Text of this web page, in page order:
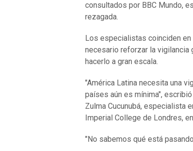
consultados por BBC Mundo,
rezagada.
Los especialistas coinciden en
necesario reforzar la vigilancia
hacerlo a gran escala.
"América Latina necesita una
países aún es mínima",
Zulma Cucunubá, especialista
Imperial College de Londres,
"No sabemos qué está